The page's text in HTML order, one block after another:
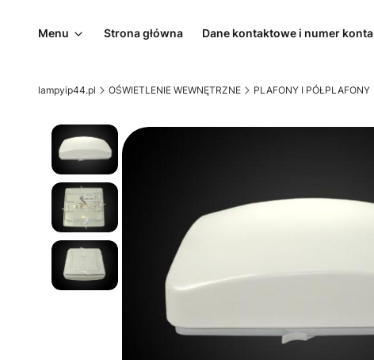
Menu Strona główna Dane kontaktowe i numer konta
lampyip44.pl OŚWIETLENIE WEWNĘTRZNE PLAFONY I PÓŁPLAFONY